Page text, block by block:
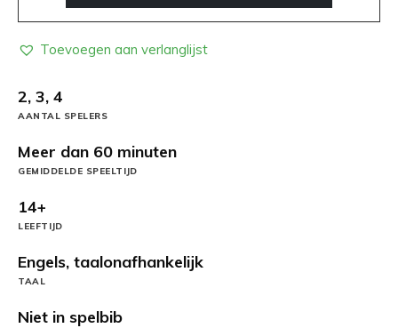
Toevoegen aan verlanglijst
2, 3, 4
AANTAL SPELERS
Meer dan 60 minuten
GEMIDDELDE SPEELTIJD
14+
LEEFTIJD
Engels, taalonafhankelijk
TAAL
Niet in spelbib